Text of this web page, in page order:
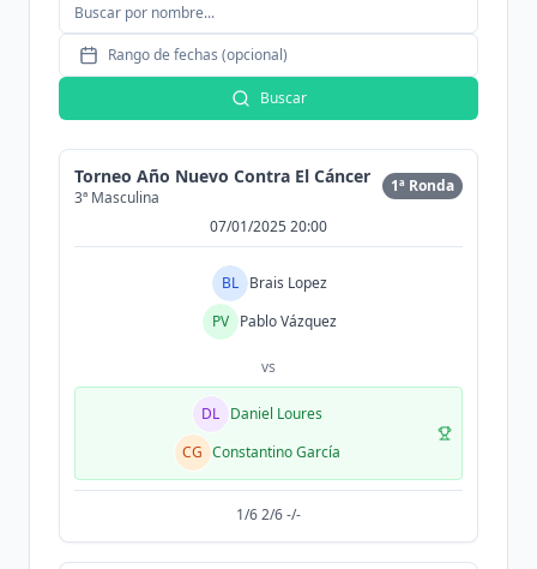
Rango de fechas (opcional)
Buscar
Torneo Año Nuevo Contra El Cáncer
3ª Masculina
1ª Ronda
07/01/2025 20:00
BL
Brais Lopez
PV
Pablo Vázquez
vs
DL Daniel Loures
CG Constantino García
1/6 2/6 -/-